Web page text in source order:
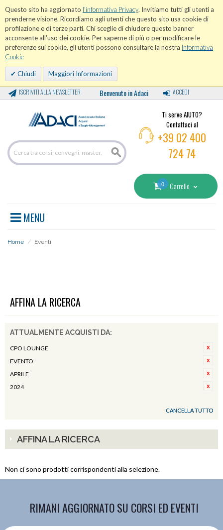
Questo sito ha aggiornato l'informativa Privacy. Invitiamo tutti gli utenti a
prenderne visione. Ricordiamo agli utenti che questo sito usa cookie di
profilazione e di terze parti. Chi sceglie di chiudere questo banner
acconsente all'uso dei cookie. Per saperne di più o per modificare le
preferenze sui cookie, gli utenti possono consultare la nostra Informativa
Cookie
Chiudi Maggiori Informazioni
ISCRIVITI ALLA NEWSLETTER Benvenuto in Adaci ACCEDI
Ti serve AIUTO?
Contattaci al
+39 02 400
724 74
0 Carrello
MENU
Home / Eventi
AFFINA LA RICERCA
ATTUALMENTE ACQUISTI DA:
CPO LOUNGE
EVENTO
APRILE
2024
CANCELLA TUTTO
AFFINA LA RICERCA
Non ci sono prodotti corrispondenti alla selezione.
RIMANI AGGIORNATO SU CORSI ED EVENTI